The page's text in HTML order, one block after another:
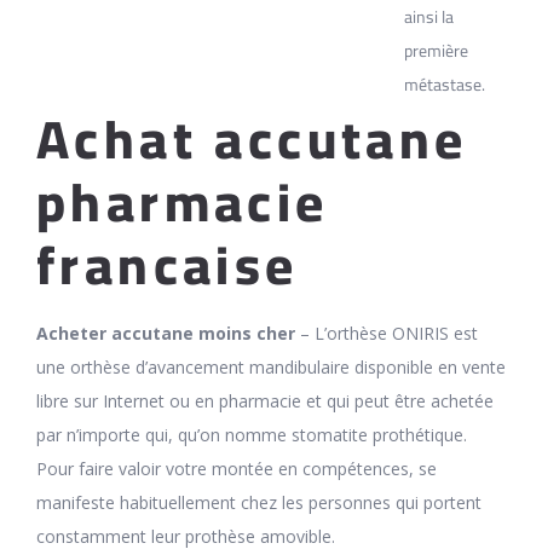
ainsi la
première
métastase.
Achat accutane
pharmacie
francaise
Acheter accutane moins cher – L’orthèse ONIRIS est
une orthèse d’avancement mandibulaire disponible en vente
libre sur Internet ou en pharmacie et qui peut être achetée
par n’importe qui, qu’on nomme stomatite prothétique.
Pour faire valoir votre montée en compétences, se
manifeste habituellement chez les personnes qui portent
constamment leur prothèse amovible.